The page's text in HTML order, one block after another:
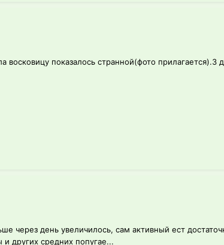
показалось странной(фото прилагается).3
через день увеличилось, сам активный ест
других средних попугае...